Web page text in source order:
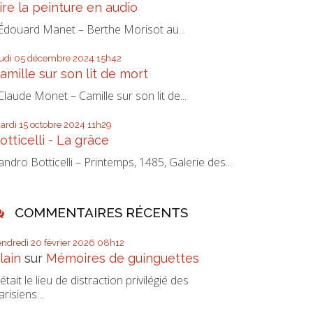
la peinture en audio
Manet – Berthe Morisot au...
05 décembre 2024 15h42
sur son lit de mort
Monet – Camille sur son lit de...
15 octobre 2024 11h29
- La grâce
Botticelli – Printemps, 1485, Galerie des...
COMMENTAIRES RÉCENTS
20 février 2026 08h12
sur Mémoires de guinguettes
le lieu de distraction privilégié des